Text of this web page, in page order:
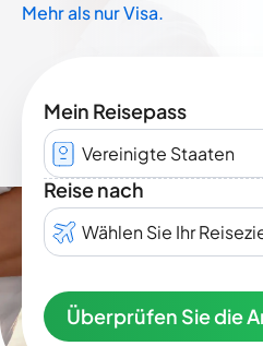
Mehr als nur Visa.
Mein Reisepass
Vereinigte Staaten
Reise nach
Wählen Sie Ihr
Überprüfen Sie die